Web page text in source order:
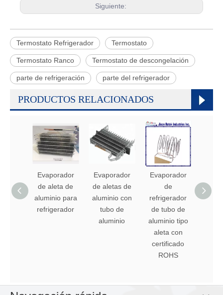
Siguiente:
Termostato Refrigerador Termostato
Termostato Ranco Termostato de descongelación
parte de refrigeración parte del refrigerador
PRODUCTOS RELACIONADOS
Evaporador
de aleta de
aluminio para
refrigerador
Evaporador
de aletas de
aluminio con
tubo de
aluminio
Evaporador
de
refrigerador
de tubo de
aluminio tipo
aleta con
certificado
ROHS
de